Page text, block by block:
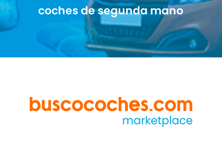
coches de segunda mano